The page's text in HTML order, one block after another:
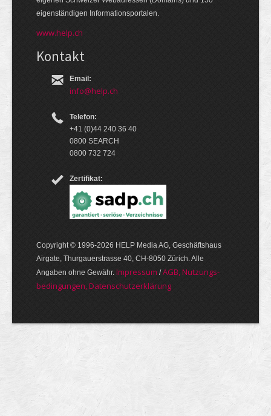
eigen­ständigen Infor­mations­por­talen.
www.help.ch
Kontakt
Email:
info@help.ch
Telefon:
+41 (0)44 240 36 40
0800 SEARCH
0800 732 724
Zertifikat:
Copyright © 1996-2026 HELP Media AG, Geschäftshaus
Airgate, Thurgauer­strasse 40, CH-8050 Zürich. Alle
Angaben ohne Gewähr. Im­pres­sum /AGB, Nut­zungs­
bedin­gungen, Daten­schutz­er­klärung